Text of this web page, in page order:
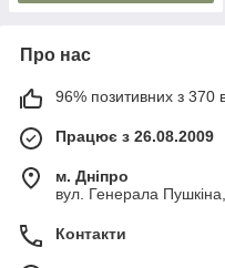
Про нас
96% позитивних з 370
Працює з 26.08.2009
м. Дніпро
вул. Генерала
Контакти